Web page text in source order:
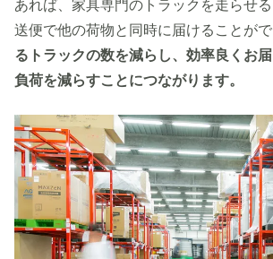
あれば、家具専門のトラックを走らせ
送便で他の荷物と同時に届けることがで
るトラックの数を減らし、効率良くお
負荷を減らすことにつながります。